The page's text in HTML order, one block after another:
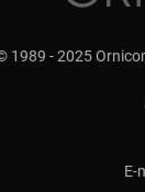
1989 - 2025
E-